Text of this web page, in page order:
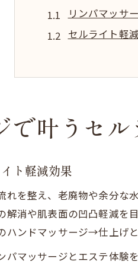
リンパマッサ
セルライト軽
東西線沿線で
むくみと冷え
札幌市東西線沿線
リンパマッサ
生活習慣と施
エステ体験で
むくみケアと
セルライト除去な
セルライト除
で叶うセ
ト軽減効果
れを整え、老廃物や余分
解消や肌表面の凹凸軽減
ンドマッサージ→仕上げと
マッサージとエステ体